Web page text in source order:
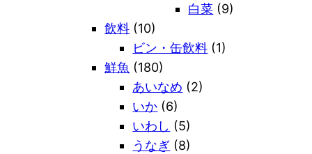
白菜 (9)
飲料 (10)
ビン・缶飲料 (1)
鮮魚 (180)
あいなめ (2)
いか (6)
いわし (5)
うなぎ (8)